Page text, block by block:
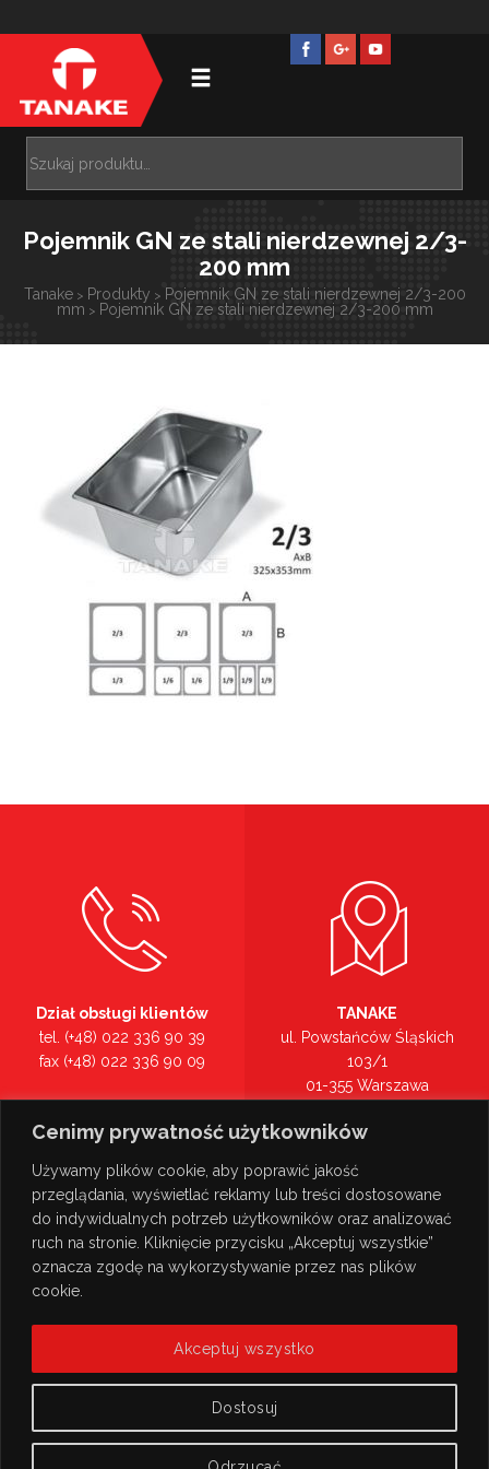
Cenimy prywatność użytkowników
Używamy plików cookie, aby poprawić jakość
przeglądania, wyświetlać reklamy lub treści dostosowane
do indywidualnych potrzeb użytkowników oraz analizować
ruch na stronie. Kliknięcie przycisku „Akceptuj wszystkie”
oznacza zgodę na wykorzystywanie przez nas plików
cookie.
Dostosuj
Akceptuj wszystko
Pojemnik GN ze stali nierdzewnej 2/3-
200 mm
Tanake> Produkty > Pojemnik GN ze stali nierdzewnej 2/3-200
mm > Pojemnik GN ze stali nierdzewnej 2/3-200 mm
Dział obsługi klientów
tel. (+48) 022 336 90 39
fax (+48) 022 336 90 09
tel. (+48) 022 336 90 00
TANAKE
ul. Powstańców Śląskich
103/1
01-355 Warszawa
Zobacz na mapie >